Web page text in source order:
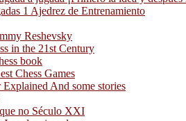
1 Ajedrez de Entrenamiento
Reshevsky
in the 21st Century
book
Chess Games
And some stories
no Século XXI